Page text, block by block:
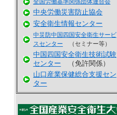
全国労働基準関係団体連合会
中央労働災害防止協会
安全衛生情報センター
中災防中国四国安全衛生サービ
スセンター （セミナー等）
中国四国安全衛生技術試験
センター （免許関係）
山口産業保健総合支援セン
ター